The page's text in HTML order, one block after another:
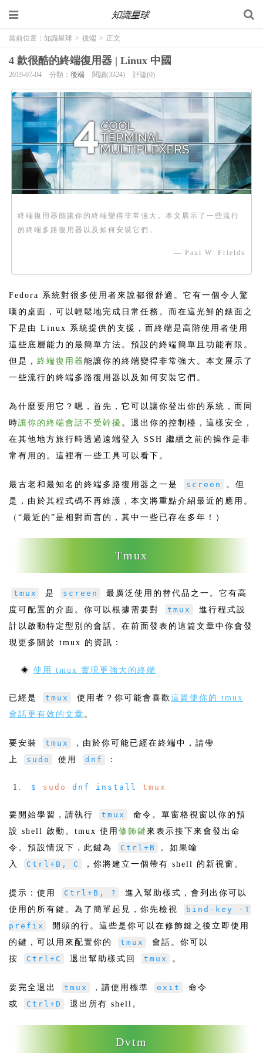
當前位置： 知識星球 > 後端 > 正文
4 款很酷的終端復用器 | Linux 中國
2019-07-04 分類： 後端 閱讀(3324) 評論(0)
終端復用器能讓你的終端變得非常強大。本文展示了一些流行
的終端多路復用器以及如何安裝它們。
— Paul W. Frields
Fedora 系統對很多使用者來說都很舒適。它有一個令人驚
嘆的桌面，可以輕鬆地完成日常任務。而在這光鮮的錶面之
下是由 Linux 系統提供的支援，而終端是高階使用者使用
這些底層能力的最簡單方法。預設的終端簡單且功能有限。
但是， 終端復用器 能讓你的終端變得非常強大。本文展示了
一些流行的終端多路復用器以及如何安裝它們。
為什麼要用它？嗯，首先，它可以讓你登出你的系統，而同
時讓你的終端會話不受幹擾 。退出你的控制檯，這樣安全，
在其他地方旅行時透過遠端登入 SSH 繼續之前的操作是非
常有用的。這裡有一些工具可以看下。
最古老和最知名的終端多路復用器之一是 screen
。但
是，由於其程式碼不再維護，本文將重點介紹最近的應用。
（“最近的”是相對而言的，其中一些已存在多年！）
Tmux
tmux 是 screen
最廣泛使用的替代品之一。它有高
度可配置的介面。你可以根據需要對
tmux
進行程式設
計以啟動特定型別的會話。在前面發表的這篇文章中你會發
現更多關於 tmux 的資訊：
◈ 使用 tmux 實現更強大的終端
已經是 tmux 使用者？你可能會喜歡 這篇使你的 tmux
會話更有效的文章 。
要安裝 tmux
，由於你可能已經在終端中，請帶
上
sudo 使用 dnf ：
$ sudo dnf install tmux
要開始學習，請執行 tmux
命令。單窗格視窗以你的預
設 shell 啟動。tmux 使用 修飾鍵 來表示接下來會發出命
令。預設情況下，此鍵為
Ctrl+B
。如果輸
入
Ctrl+B, C ，你將建立一個帶有 shell 的新視窗。
提示：使用 Ctrl+B, ?
進入幫助樣式，會列出你可以
使用的所有鍵。為了簡單起見，你先檢視
bind-key -T
prefix
開頭的行。這些是你可以在修飾鍵之後立即使用
的鍵，可以用來配置你的
tmux
會話。你可以
按
Ctrl+C 退出幫助樣式回 tmux 。
要完全退出 tmux ，請使用標準 exit
命令
或
Ctrl+D 退出所有 shell。
Dvtm